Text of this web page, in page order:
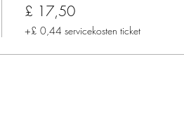
£ 17,50
+£ 0,44 servicekosten ticket